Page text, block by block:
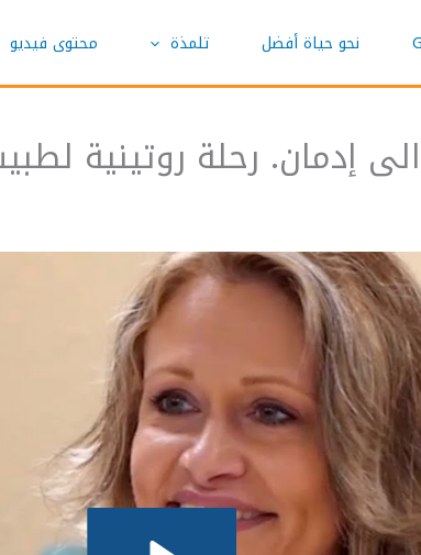
نحو حياة أفضل تلمذة محتوى فيديو
إدمان. رحلة روتينية